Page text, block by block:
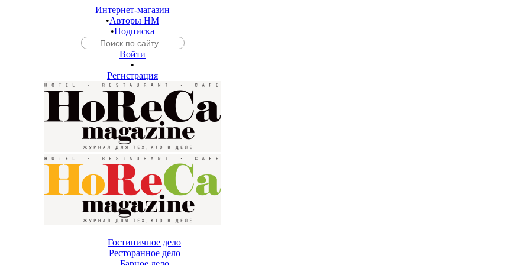
Интернет-магазин
•Авторы HM
•Подписка
Войти
•
Регистрация
Гостиничное дело
Ресторанное дело